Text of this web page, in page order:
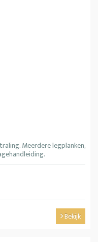
Meerdere legplanken,
Bekijk